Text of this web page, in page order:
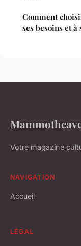
Comment
ses besoins et à
Votre magazine
NAVIGATION
Accueil
LÉGAL